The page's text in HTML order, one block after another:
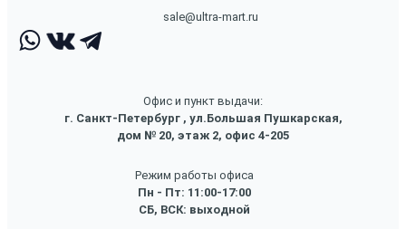
sale@ultra-mart.ru
Офис и пункт выдачи:
г. Санкт-Петербург , ул.Большая Пушкарская,
дом № 20, этаж 2, офис 4-205
Режим работы офиса
Пн - Пт: 11:00-17:00
СБ, ВСК: выходной